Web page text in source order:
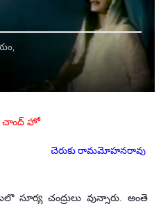
చాంద్ హో
చెరుకు రామమోహనరావు
చంద్రులు వున్నారు. అంతె